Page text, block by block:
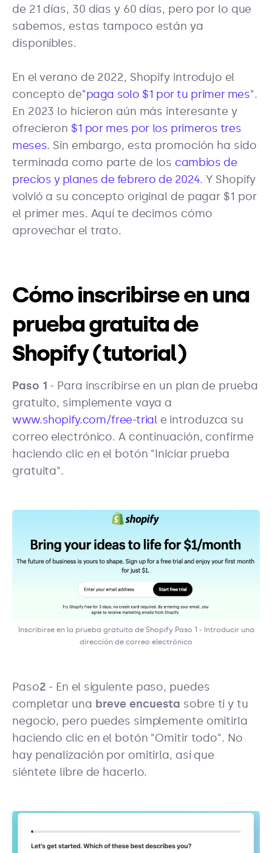
de 21 días, 30 días y 60 días, pero por lo que
sabemos, estas tampoco están ya
disponibles.
En el verano de 2022, Shopify introdujo el
concepto de"paga solo $1 por tu primer mes".
En 2023 lo hicieron aún más interesante y
ofrecieron $1 por mes por los primeros tres
meses. Sin embargo, esta promoción ha sido
terminada como parte de los cambios de
precios y planes de febrero de 2024. Y Shopify
volvió a su concepto original de pagar $1 por
el primer mes. Aquí te decimos cómo
aprovechar el trato.
Cómo inscribirse en una
prueba gratuita de
Shopify (tutorial)
Paso 1 - Para inscribirse en un plan de prueba
gratuito, simplemente vaya a
www.shopify.com/free-triale introduzca su
correo electrónico. A continuación, confirme
haciendo clic en el botón "Iniciar prueba
gratuita".
Inscribirse en la prueba gratuita de Shopify Paso 1 - Introducir una
dirección de correo electrónico
‍Paso2 - En el siguiente paso, puedes
completar una breve encuesta sobre ti y tu
negocio, pero puedes simplemente omitirla
haciendo clic en el botón "Omitir todo". No
hay penalización por omitirla, así que
siéntete libre de hacerlo.